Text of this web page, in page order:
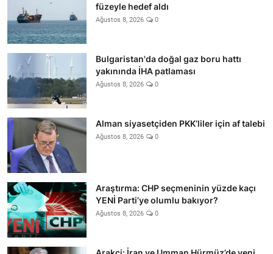
füzeyle hedef aldı
Ağustos 8, 2026 0
Bulgaristan'da doğal gaz boru hattı
yakınında İHA patlaması
Ağustos 8, 2026 0
Alman siyasetçiden PKK’liler için af talebi
Ağustos 8, 2026 0
Araştırma: CHP seçmeninin yüzde kaçı
YENİ Parti’ye olumlu bakıyor?
Ağustos 8, 2026 0